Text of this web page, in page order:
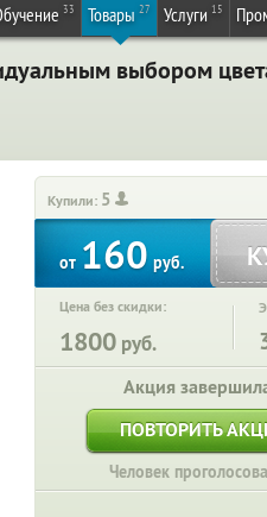
33 Товары 27 Услуги 15
выбором
Купили: 5
от160руб.
Цена без скидки:
1800 руб.
Акция
ПОВТОРИТЬ
Человек